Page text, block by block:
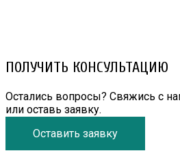
ПОЛУЧИТЬ КОНСУЛЬТАЦИЮ
Остались вопросы? Свяжись с
или оставь заявку.
Оставить заявку